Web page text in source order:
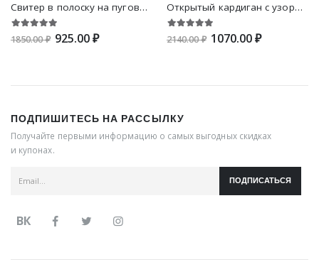
Свитер в полоску на пуговицах с рукавом-реглан
1850.00 ₽ 925.00 ₽
Открытый кардиган с узором аргайл со спущенным плечом
2140.00 ₽ 1070.00 ₽
ПОДПИШИТЕСЬ НА РАССЫЛКУ
Получайте первыми информацию о самых выгодных скидках
и купонах.
ПОДПИСАТЬСЯ
ВК